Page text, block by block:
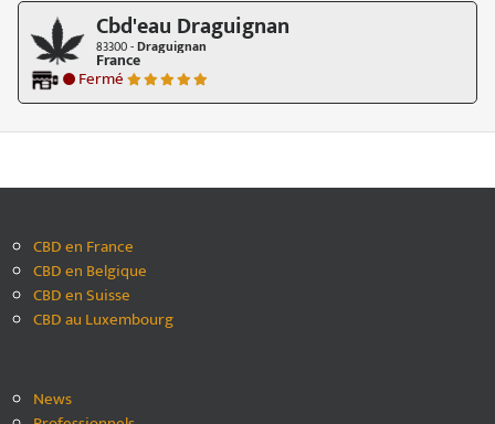
Cbd'eau Draguignan
83300 -Draguignan
France
Fermé
CBD en France
CBD en Belgique
CBD en Suisse
CBD au Luxembourg
News